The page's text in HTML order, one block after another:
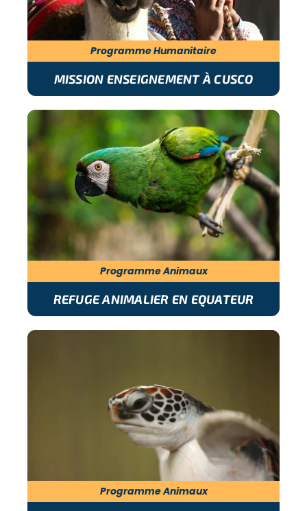
Programme Humanitaire
MISSION ENSEIGNEMENT À CUSCO
Programme Animaux
REFUGE ANIMALIER EN EQUATEUR
Programme Animaux